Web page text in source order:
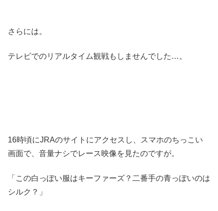
さらには。
テレビでのリアルタイム観戦もしませんでした…。
16時頃にJRAのサイトにアクセスし、スマホのちっこい
画面で、音量ナシでレース映像を見たのですが。
「この白っぽい服はキーファーズ？二番手の青っぽいのは
シルク？」